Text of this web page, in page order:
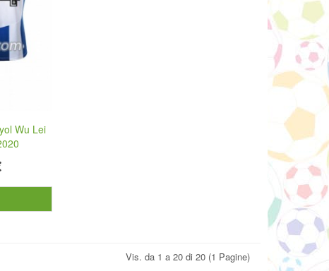
Wu Lei
Vis. da 1 a 20 di 20 (1 Pagine)